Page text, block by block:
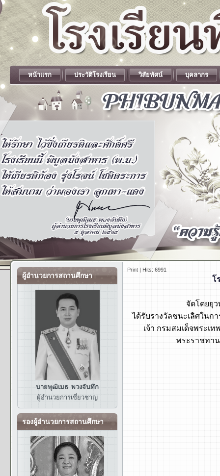
.
.
หน้าแรก ประวัติโรงเรียน วิสัยทัศน์ บุคลากร
ผู้อำนวยการสถานศึกษา
นายพุฒิเมธ พวงจันทึก
ผู้อำนวยการเชี่ยวชาญ
รองผู้อำนวยการสถานศึกษา
Print | Hits: 6991
โ
จัดโดยยุ
ได้รับรางวัลชนะเลิศในก
เจ้า กรมสมเด็จพระเ
พระราชทา